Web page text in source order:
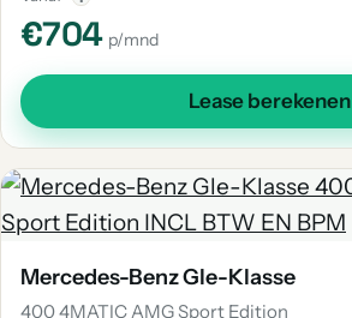
€704 p/mnd
Lease berekenen
Mercedes-Benz Gle-Klasse
400 4MATIC AMG Sport Edition